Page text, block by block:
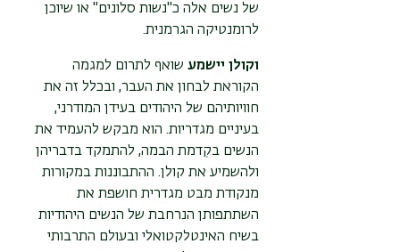
של נשים אלה כ"נשות סלונים" או שיוכן
לרומנטיקה הגרמנית.
וקולן יישמע שואף לתרום למגמה
הקוראת לבחון את העבר, ובכלל זה את
חוויותיהם של היהודים בעידן המודרני,
בעיניים מגדריות. הוא מבקש להעמיד את
הנשים בקִדמת הבמה, להתמקד בדבריהן
ולהשמיע את קולן. ההתבוננות במקורות
מנקודת מבט מגדרית חושפת את
השתתפותן הנרחבת של הנשים היהודיות
בשיח האינטלקטואלי ובעולם התרבותי